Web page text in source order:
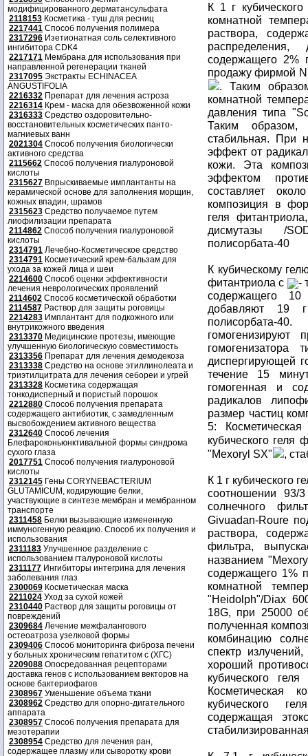
модифицированного дерматансульфата
2118153 Косметика - туш для ресниц
2217441 Способ получения полимера
2317296 Изетионатная соль селективного
ингибитора CDK4
2217171 Мембрана для использования при
направленной регенерации тканей
2317095 Экстракты ECHINACEA
ANGUSTIFOLIA
2216332 Препарат для лечения астроза
2216314 Крем - маска для обезвоженной кожи
2316333 Средство оздоровительно-
восстановительных косметических панто-
магниевых ванн
2021304 Способ получения биологически
активного средства
2115662 Способ получения гиалуроновой
кислоты
2315627 Впрыскиваемые имплантанты на
керамической основе для заполнения морщин,
кожных впадин, шрамов
2315623 Средство получаемое путем
лиофилизации препарата
2114862 Способ получения гиалуроновой
кислоты
2314791 Лечебно-Косметическое средство
2314791 Косметический крем-бальзам для
ухода за кожей лица и шеи
2214600 Способ оценки эффективности
лечения неврологических проявлений
2114602 Способ косметической обработки
2114587 Раствор для защиты роговицы
2214283 Имплантант для подкожного или
внутрикожного введения
2313370 Медицинские протезы, имеющие
улучшенную биологическую совместимость
2313356 Препарат для лечения демодекоза
2313338 Средство на основе этиллинолеата и
триэтилцитрата для лечения себореи и угрей
2313328 Косметика содержащая
тонкодисперный и пористый порошок
2212880 Способ получения препарата
содержащего антибиотик, с замедленным
высвобождением активного вещества
2312640 Способ лечения
Блефароконьюнктивальной формы синдрома
сухого глаза
2017751 Способ получения гиалуроновой
кислоты
2312145 Гены CORYNEBACTERIUM
GLUTAMICUM, кодирующие белки,
участвующие в синтезе мембран и мембранном
транспорте
2311458 Белки вызывающие измененную
иммуногенную реакцию. Способ их получения и
использования
2311183 Улучшенное разделение с
использованием гталуроновой кислоты
2311177 Ингибиторы интегрина для лечения
заболевания глаз
2300069 Косметическая маска
2211024 Уход за сухой кожей
2310440 Раствор для защиты роговицы от
повреждений
2309684 Лечение межфалангового
остеоатроза узелковой формы
2309406 Способ мониторинга фиброза печени
у больных хроническим гепатитом с (ХГС)
2209088 Опосредованная рецепторами
доставка генов с использованием векторов на
основе бактериофагов
2308967 Уменьшение объема ткани
2308962 Средство для опорно-дигательного
аппарата
2308957 Способ получения препарата для
мезотерапии
2308954 Средство для лечения ран,
содержащее плазму или сыворотку крови
К 1 г
комнатной
раствора,
содержащего 2%
продажу фирмой
. Таким
комнатной
давления типа
Таким образом,
стабильная. При
эффект от
кожи. Эта
эффектом
составляет
композиция в
геля
дисмутазы /
полисорбата-40
К кубическому
фитантриола с
-
содержащего
добавляют 19
полисорбата-
гомогенизатора
диспергирующей
течение 15
гомогенная и
радикалов
размер частиц
5:
кубического
"Mexoryl SX"
,
К 1 г кубического
соотношении 93/
солнечного
Givuadan-Roure
раствора,
фильтра,
названием
содержащего 1%
комнатной
"Heidolph"/Diax
18G, при 25000
полученная
комбинацию
спектр
хороший
кубического
Косметическая
кубического
содержащая